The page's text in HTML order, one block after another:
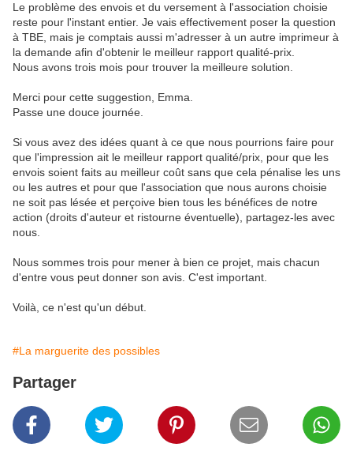
Le problème des envois et du versement à l'association choisie
reste pour l'instant entier. Je vais effectivement poser la question
à TBE, mais je comptais aussi m'adresser à un autre imprimeur à
la demande afin d'obtenir le meilleur rapport qualité-prix.
Nous avons trois mois pour trouver la meilleure solution.
Merci pour cette suggestion, Emma.
Passe une douce journée.
Si vous avez des idées quant à ce que nous pourrions faire pour
que l'impression ait le meilleur rapport qualité/prix, pour que les
envois soient faits au meilleur coût sans que cela pénalise les uns
ou les autres et pour que l'association que nous aurons choisie
ne soit pas lésée et perçoive bien tous les bénéfices de notre
action (droits d'auteur et ristourne éventuelle), partagez-les avec
nous.
Nous sommes trois pour mener à bien ce projet, mais chacun
d'entre vous peut donner son avis. C'est important.
Voilà, ce n'est qu'un début.
#La marguerite des possibles
Partager